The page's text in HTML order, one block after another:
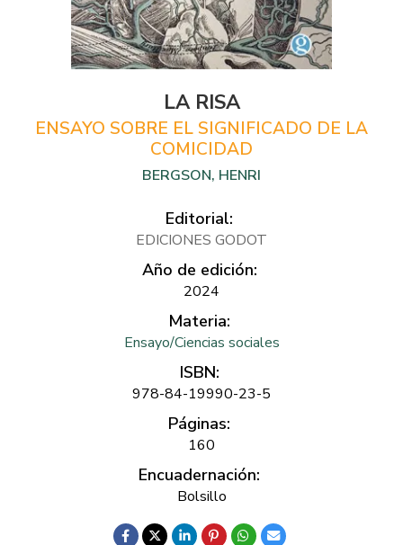
LA RISA
ENSAYO SOBRE EL SIGNIFICADO DE LA
COMICIDAD
BERGSON, HENRI
Editorial:
EDICIONES GODOT
Año de edición:
2024
Materia:
Ensayo/Ciencias sociales
ISBN:
978-84-19990-23-5
Páginas:
160
Encuadernación:
Bolsillo